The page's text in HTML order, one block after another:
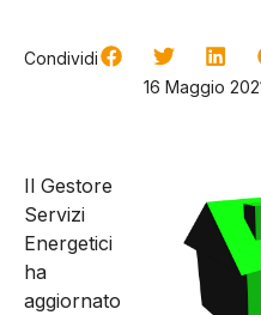
Condividi
16 Maggio
Il Gestore
Servizi
Energetici
ha
aggiornato